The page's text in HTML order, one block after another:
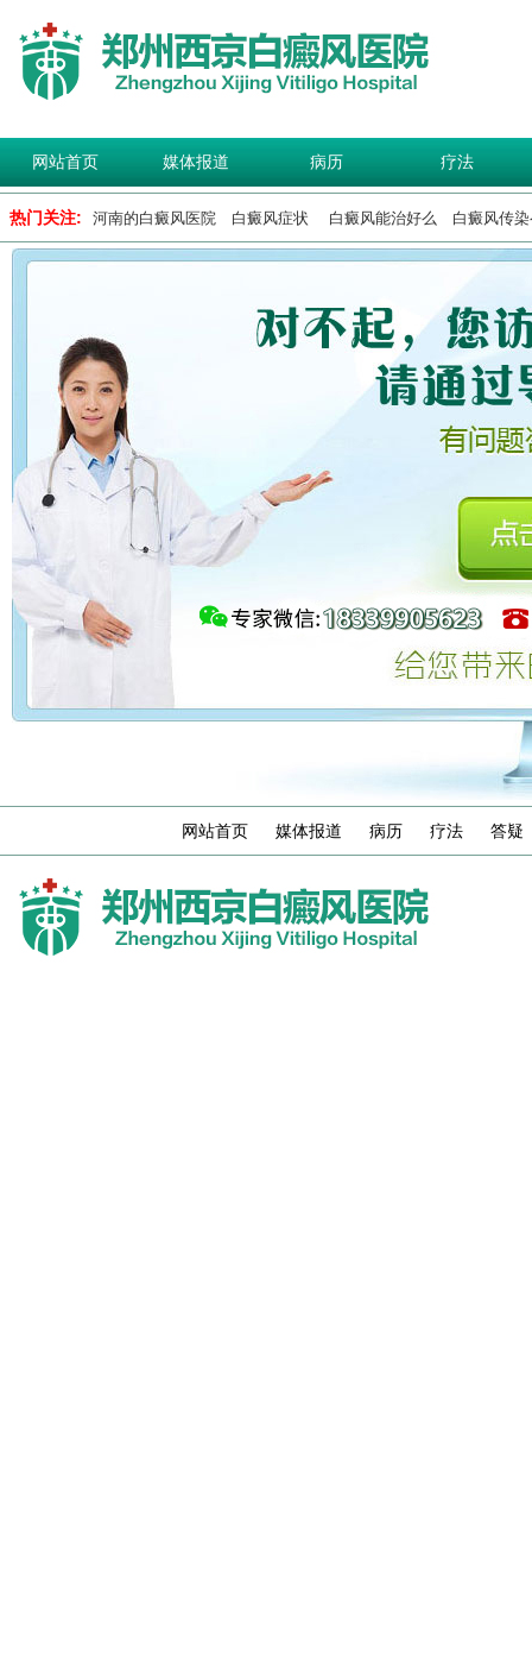
网站首页 媒体报道 病历 疗法
热门关注: 河南的白癜风医院 白癜风症状 白癜风能治好么 白癜风传
网站首页 媒体报道 病历 疗法 答疑